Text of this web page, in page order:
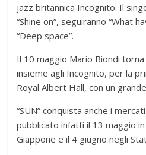
jazz britannica Incognito. Il
“Shine on”, seguiranno “What
“Deep space”.
Il 10 maggio Mario Biondi
insieme agli Incognito, per la
Royal Albert Hall, con un
“SUN” conquista anche i
pubblicato infatti il 13 maggio
Giappone e il 4 giugno negli